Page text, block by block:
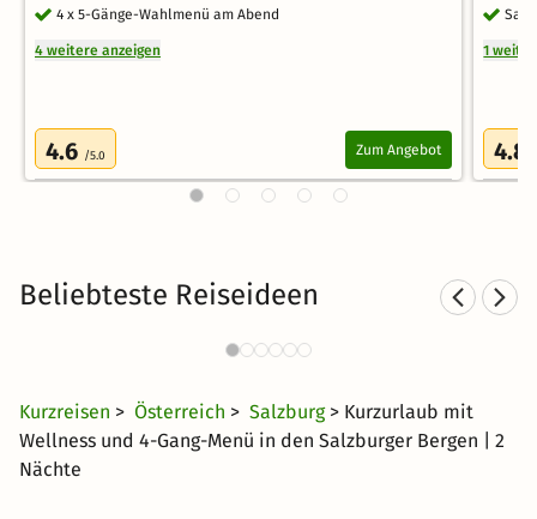
4 x 5-Gänge-Wahlmenü am Abend
4 weitere anzeigen
4.6 /5.0 Zum Angebot
1
4.8
Beliebteste Reiseideen
Kurzurlaub im Salzburger Land
861 Angebote
Kurzreisen > Österreich > Salzburg > Kurzurlaub mit
Wellness und 4-Gang-Menü in den Salzburger Bergen | 2
Nächte